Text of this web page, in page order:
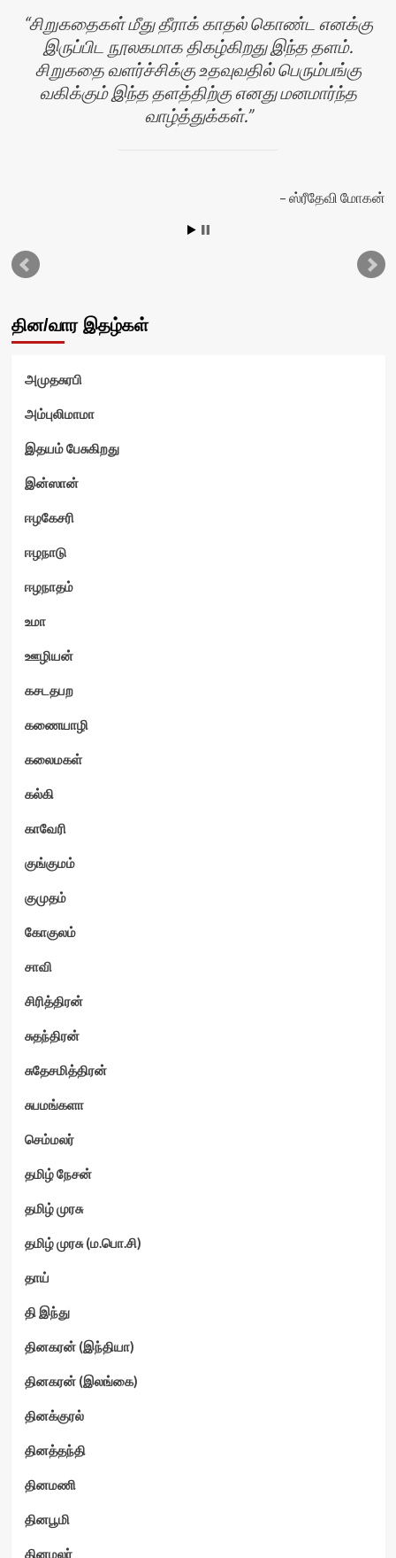
சிறுகதைகள் மீது தீராக் காதல் கொண்ட எனக்கு
இருப்பிட நூலகமாக திகழ்கிறது இந்த தளம்.
சிறுகதை வளர்ச்சிக்கு உதவுவதில் பெரும்பங்கு
வகிக்கும் இந்த தளத்திற்கு எனது மனமார்ந்த
வாழ்த்துக்கள்.
ஸ்ரீதேவி மோகன்
தின/வார இதழ்கள்
அமுதசுரபி
அம்புலிமாமா
இதயம் பேசுகிறது
இன்ஸான்
ஈழகேசரி
ஈழநாடு
ஈழநாதம்
உமா
ஊழியன்
கசடதபற
கணையாழி
கலைமகள்
கல்கி
காவேரி
குங்குமம்
குமுதம்
கோகுலம்
சாவி
சிரித்திரன்
சுதந்திரன்
சுதேசமித்திரன்
சுபமங்களா
செம்மலர்
தமிழ் நேசன்
தமிழ் முரசு
தமிழ் முரசு (ம.பொ.சி)
தாய்
தி இந்து
தினகரன் (இந்தியா)
தினகரன் (இலங்கை)
தினக்குரல்
தினத்தந்தி
தினமணி
தினபூமி
தினமலர்